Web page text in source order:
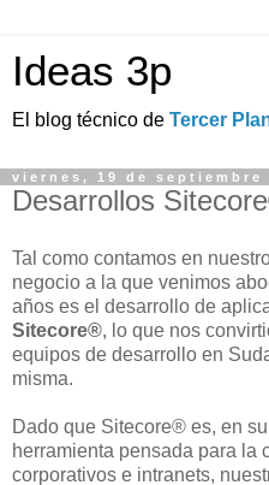
Ideas 3p
El blog técnico de Tercer
viernes, 19 de septiembre
Desarrollos
Tal como contamos en
negocio a la que venimos
años es el desarrollo de
Sitecore®, lo que nos
equipos de desarrollo en
misma.
Dado que Sitecore® es, en
herramienta pensada para la
corporativos e intranets,